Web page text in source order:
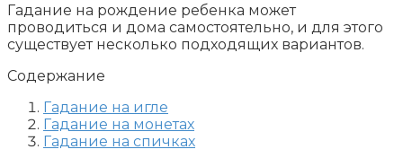
Гадание на рождение ребенка может
проводиться и дома самостоятельно, и для этого
существует несколько подходящих вариантов.
Содержание
Гадание на игле
Гадание на монетах
Гадание на спичках